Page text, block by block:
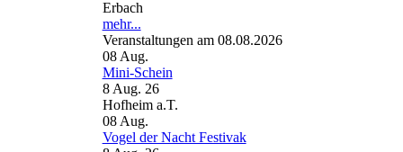
Erbach
mehr...
Veranstaltungen am 08.08.2026
08 Aug.
Mini-Schein
8 Aug. 26
Hofheim a.T.
08 Aug.
Vogel der Nacht Festivak